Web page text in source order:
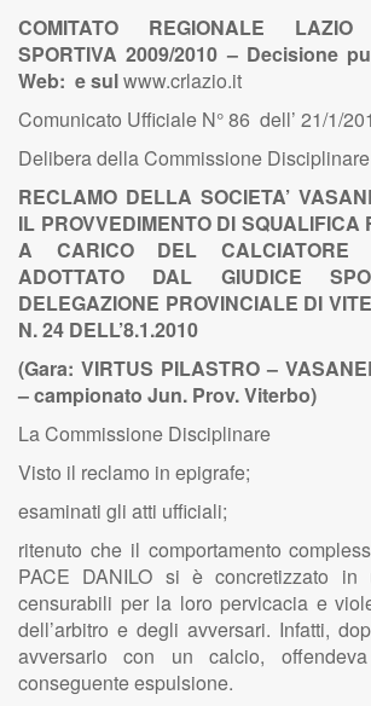
COMITATO REGIONALE
SPORTIVA 2009/2010 – Decisione
Web: e sulwww.crlazio.it
Comunicato Ufficiale N° 86 dell’ 21/1/
Delibera della Commissione
RECLAMO DELLA SOCIETA’
IL PROVVEDIMENTO DI SQUALIFICA
A CARICO DEL CALCIATORE
ADOTTATO DAL GIUDICE
DELEGAZIONE PROVINCIALE DI
N. 24 DELL’8.1.2010
(Gara: VIRTUS PILASTRO –
– campionato Jun. Prov. Viterbo)
La Commissione Disciplinare
Visto il reclamo in epigrafe;
esaminati gli atti ufficiali;
ritenuto che il comportamento
PACE DANILO si è concretizzato
censurabili per la loro pervicacia e
dell’arbitro e degli avversari. Infatti,
avversario con un calcio,
conseguente espulsione.